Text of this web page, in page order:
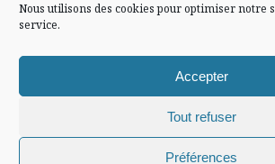
Nous utilisons des cookies pour optimiser notre
service.
Accepter
Tout refuser
Préférences